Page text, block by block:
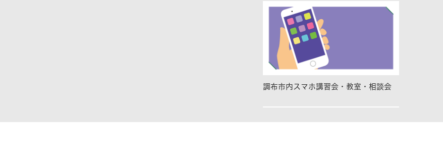
調布市内スマホ講習会・教室・相談会